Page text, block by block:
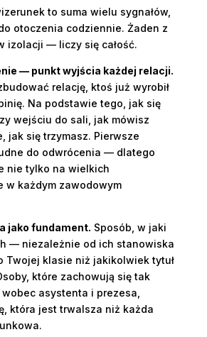
to suma wielu sygnałów,
otoczenia codziennie. Żaden z
izolacji — liczy się całość.
— punkt wyjścia każdej relacji.
relację, ktoś już wyrobił
Na podstawie tego, jak się
wejściu do sali, jak mówisz
jak się trzymasz. Pierwsze
do odwrócenia — dlatego
nie tylko na wielkich
w każdym zawodowym
jako fundament. Sposób, w jaki
— niezależnie od ich stanowiska
Twojej klasie niż jakikolwiek tytuł
które zachowują się tak
asystenta i prezesa,
która jest trwalsza niż każda